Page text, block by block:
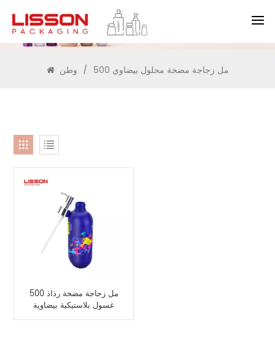
يبحث
/ 500 مل زجاجة مضخة محلول بيضاوي
500 مل زجاجة مضخة رذاذ
غسول بلاستيكية بيضاوية
للشامبو